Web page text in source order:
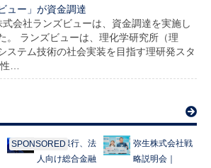
ュー」が資金調達
会社ランズビューは、資金調達を実施し
。 ランズビューは、理化学研究所（理
ステム技術の社会実装を目指す理研発スタ
…
SPONSOREDみずほ銀行、法
人向け総合金融
弥生株式会社戦
略説明会｜